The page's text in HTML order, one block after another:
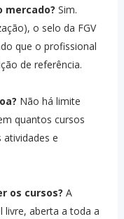
mercado? Sim.
o selo da FGV
que o profissional
de referência.
Não há limite
quantos cursos
atividades e
os cursos? A
livre, aberta a toda a